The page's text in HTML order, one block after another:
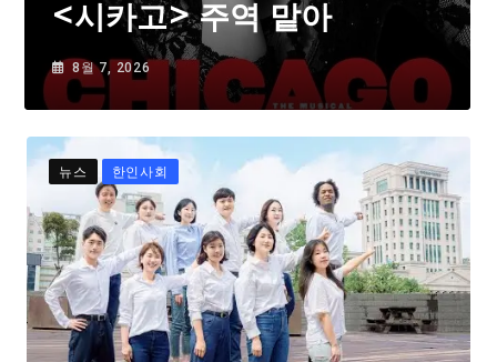
<시카고> 주역 맡아
8월 7, 2026
뉴스 한인사회